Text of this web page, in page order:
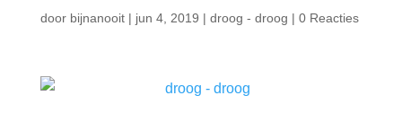
door bijnanooit| jun 4, 2019 | droog - droog | 0 Reacties